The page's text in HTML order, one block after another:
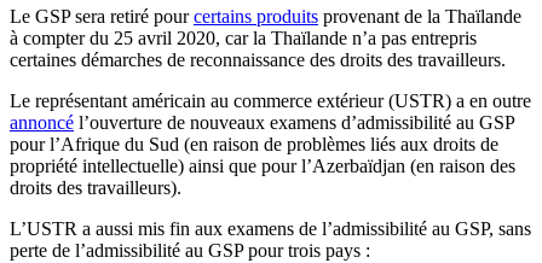
Le GSP sera retiré pourcertains produits provenant de la Thaïlande
à compter du 25 avril 2020, car la Thaïlande n’a pas entrepris
certaines démarches de reconnaissance des droits des travailleurs.
Le représentant américain au commerce extérieur (USTR) a en outre
annoncé l’ouverture de nouveaux examens d’admissibilité au GSP
pour l’Afrique du Sud (en raison de problèmes liés aux droits de
propriété intellectuelle) ainsi que pour l’Azerbaïdjan (en raison des
droits des travailleurs).
L’USTR a aussi mis fin aux examens de l’admissibilité au GSP, sans
perte de l’admissibilité au GSP pour trois pays :